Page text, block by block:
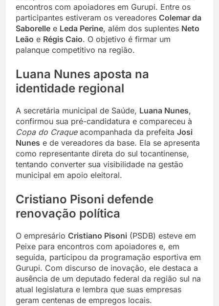
encontros com apoiadores em Gurupi. Entre os
participantes estiveram os vereadores Colemar da
Saborelle e Leda Perine, além dos suplentes Neto
Leão e Régis Caio. O objetivo é firmar um
palanque competitivo na região.
Luana Nunes aposta na
identidade regional
A secretária municipal de Saúde, Luana Nunes,
confirmou sua pré-candidatura e compareceu à
Copa do Craqueacompanhada da prefeita Josi
Nunes e de vereadores da base. Ela se apresenta
como representante direta do sul tocantinense,
tentando converter sua visibilidade na gestão
municipal em apoio eleitoral.
Cristiano Pisoni defende
renovação política
O empresário Cristiano Pisoni (PSDB) esteve em
Peixe para encontros com apoiadores e, em
seguida, participou da programação esportiva em
Gurupi. Com discurso de inovação, ele destaca a
ausência de um deputado federal da região sul na
atual legislatura e lembra que suas empresas
geram centenas de empregos locais.